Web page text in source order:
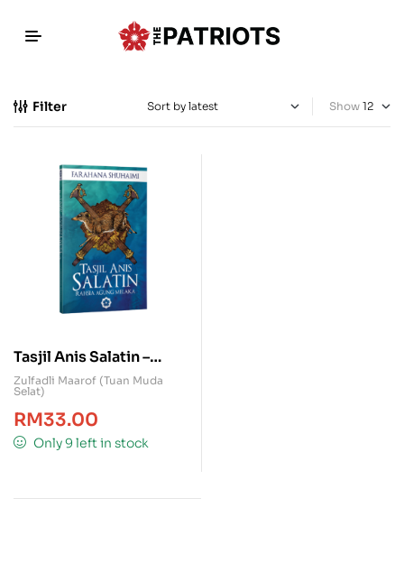
Filter Show
Tasjil Anis Salatin –
Rahsia Agung Melaka
Zulfadli Maarof (Tuan Muda
Selat)
RM33.00
Only 9 left in stock